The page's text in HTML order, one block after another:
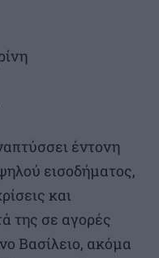
έντονη
εισοδήματος,
και
της σε αγορές
Βασίλειο, ακόμα